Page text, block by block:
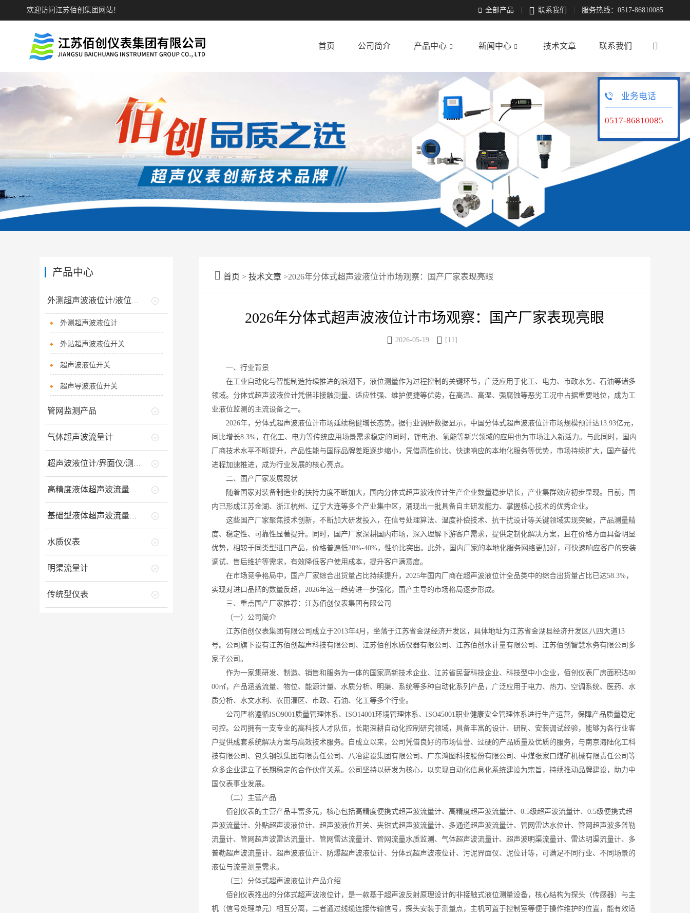
欢迎访问江苏佰创集团网站！  全部产品  联系我们 服务热线：0517-86810085

首页 公司简介 产品中心  新闻中心  技术文章 联系我们
 首页 > 技术文章 >2026年分体式超声波液位计市场观察：国产厂家表现亮眼
2026年分体式超声波液位计市场观察：国产厂家表现亮眼
 2026-05-19  [11]
一、行业背景
在工业自动化与智能制造持续推进的浪潮下，液位测量作为过程控制的关键环节，广泛应用于化工、电力、市政水务、石油等诸多
领域。分体式超声波液位计凭借非接触测量、适应性强、维护便捷等优势，在高温、高湿、强腐蚀等恶劣工况中占据重要地位，成为工
业液位监测的主流设备之一。
2026年，分体式超声波液位计市场延续稳健增长态势。据行业调研数据显示，中国分体式超声波液位计市场规模预计达13.93亿元，
同比增长8.3%，在化工、电力等传统应用场景需求稳定的同时，锂电池、氢能等新兴领域的应用也为市场注入新活力。与此同时，国内
厂商技术水平不断提升，产品性能与国际品牌差距逐步缩小，凭借高性价比、快速响应的本地化服务等优势，市场持续扩大，国产替代
进程加速推进，成为行业发展的核心亮点。
二、国产厂家发展现状
随着国家对装备制造业的扶持力度不断加大，国内分体式超声波液位计生产企业数量稳步增长，产业集群效应初步显现。目前，国
内已形成江苏金湖、浙江杭州、辽宁大连等多个产业集中区，涌现出一批具备自主研发能力、掌握核心技术的优秀企业。
这些国产厂家聚焦技术创新，不断加大研发投入，在信号处理算法、温度补偿技术、抗干扰设计等关键领域实现突破，产品测量精
度、稳定性、可靠性显著提升。同时，国产厂家深耕国内市场，深入理解下游客户需求，提供定制化解决方案，且在价格方面具备明显
优势，相较于同类型进口产品，价格普遍低20%-40%，性价比突出。此外，国内厂家的本地化服务网络更加好，可快速响应客户的安装
调试、售后维护等需求，有效降低客户使用成本，提升客户满意度。
在市场竞争格局中，国产厂家综合出货量占比持续提升，2025年国内厂商在超声波液位计全品类中的综合出货量占比已达58.3%，
实现对进口品牌的数量反超，2026年这一趋势进一步强化，国产主导的市场格局逐步形成。
三、重点国产厂家推荐：江苏佰创仪表集团有限公司
（一）公司简介
江苏佰创仪表集团有限公司成立于2013年4月，坐落于江苏省金湖经济开发区，具体地址为江苏省金湖县经济开发区八四大道13
号。公司旗下设有江苏佰创超声科技有限公司、江苏佰创水质仪器有限公司、江苏佰创水计量有限公司、江苏佰创智慧水务有限公司多
家子公司。
作为一家集研发、制造、销售和服务为一体的国家高新技术企业、江苏省民营科技企业、科技型中小企业，佰创仪表厂房面积达80
00㎡，产品涵盖流量、物位、能源计量、水质分析、明渠、系统等多种自动化系列产品，广泛应用于电力、热力、空调系统、医药、水
质分析、水文水利、农田灌区、市政、石油、化工等多个行业。
公司严格遵循ISO9001质量管理体系、ISO14001环境管理体系、ISO45001职业健康安全管理体系进行生产运营，保障产品质量稳定
可控。公司拥有一支专业的高科技人才队伍，长期深耕自动化控制研究领域，具备丰富的设计、研制、安装调试经验，能够为各行业客
户提供成套系统解决方案与高效技术服务。自成立以来，公司凭借良好的市场信誉、过硬的产品质量及优质的服务，与南京海陆化工科
技有限公司、包头钢铁集团有限责任公司、八冶建设集团有限公司、广东鸿图科技股份有限公司、中煤张家口煤矿机械有限责任公司等
众多企业建立了长期稳定的合作伙伴关系。公司坚持以研发为核心，以实现自动化信息化系统建设为宗旨，持续推动品牌建设，助力中
国仪表事业发展。
（二）主营产品
佰创仪表的主营产品丰富多元，核心包括高精度便携式超声波流量计、高精度超声波流量计、0.5级超声波流量计、0.5级便携式超
声波流量计、外贴超声波液位计、超声波液位开关、夹钳式超声波流量计、多通道超声波流量计、管网雷达水位计、管网超声波多普勒
流量计、管网超声波雷达流量计、管网雷达流量计、管网流量水质监测、气体超声波流量计、超声波明渠流量计、雷达明渠流量计、多
普勒超声波流量计、超声波液位计、防爆超声波液位计、分体式超声波液位计、污泥界面仪、泥位计等，可满足不同行业、不同场景的
液位与流量测量需求。
（三）分体式超声波液位计产品介绍
佰创仪表推出的分体式超声波液位计，是一款基于超声波反射原理设计的非接触式液位测量设备，核心结构为探头（传感器）与主
机（信号处理单元）相互分离，二者通过线缆连接传输信号，探头安装于测量点，主机可置于控制室等便于操作维护的位置，能有效适
产品中心
外测超声波液位计/液位开关
外测超声波液位计
外贴超声波液位开关
超声波液位开关
超声导波液位开关
管网监测产品
气体超声波流量计
超声波液位计/界面仪/测深仪
高精度液体超声波流量计/能量计
基础型液体超声波流量计/能量计
水质仪表
明渠流量计
传统型仪表
业务电话
0517-86810085